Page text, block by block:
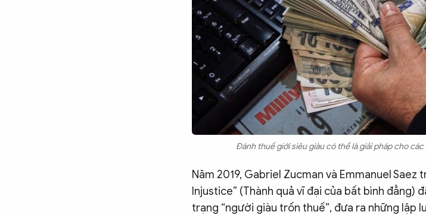
Đánh thuế giới siêu giàu có thể là giải pháp cho
Năm 2019, Gabriel Zucman và Emmanuel Saez
Injustice” (Thành quả vĩ đại của bất bình đẳng)
trạng “người giàu trốn thuế”, đưa ra những lập